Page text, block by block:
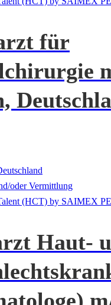
für
oder Vermittlung
Haut-